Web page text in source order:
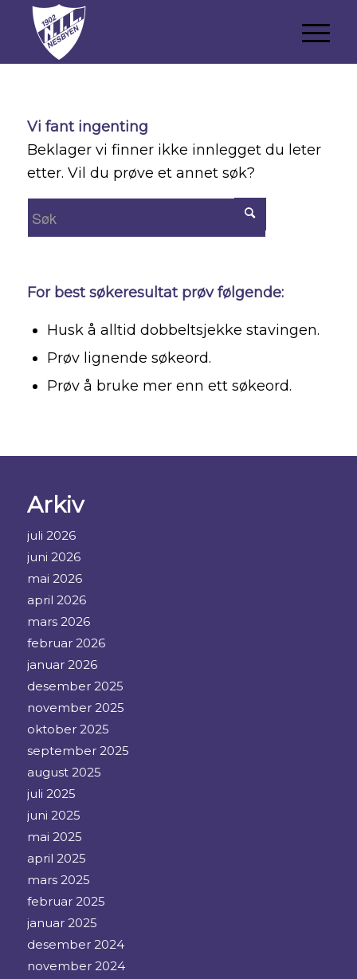
Vi fant ingenting
Beklager vi finner ikke innlegget du leter
etter. Vil du prøve et annet søk?
For best søkeresultat prøv følgende:
Husk å alltid dobbeltsjekke stavingen.
Prøv lignende søkeord.
Prøv å bruke mer enn ett søkeord.
Arkiv
juli 2026
juni 2026
mai 2026
april 2026
mars 2026
februar 2026
januar 2026
desember 2025
november 2025
oktober 2025
september 2025
august 2025
juli 2025
juni 2025
mai 2025
april 2025
mars 2025
februar 2025
januar 2025
desember 2024
november 2024